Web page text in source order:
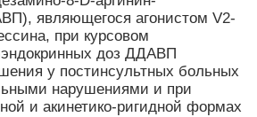
являющегося агонистом V2-
при курсовом
доз ДДАВП
у постинсультных больных
нарушениями и при
и акинетико-ригидной формах